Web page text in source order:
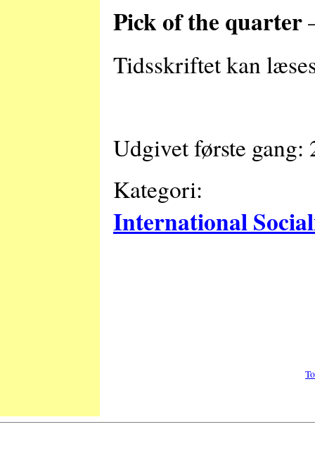
Pick of the quarter
Tidsskriftet kan
Udgivet første gang:
Kategori:
International